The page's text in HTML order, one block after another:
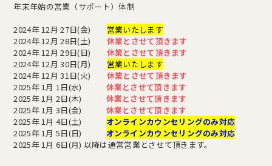
年末年始の営業（サポート）体制
2024年 12月 27日(金) 営業いたします
2024年 12月 28日(土) 休業とさせて頂きます
2024年 12月 29日(日) 休業とさせて頂きます
2024年 12月 30日(月) 営業いたします
2024年 12月 31日(火) 休業とさせて頂きます
2025年 1月 1日(水) 休業とさせて頂きます
2025年 1月 2日(木) 休業とさせて頂きます
2025年 1月 3日(金) 休業とさせて頂きます
2025年 1月 4日(土) オンラインカウンセリングのみ対応
2025年 1月 5日(日) オンラインカウンセリングのみ対応
2025年 1月 6日(月) 以降は通常営業とさせて頂きます。